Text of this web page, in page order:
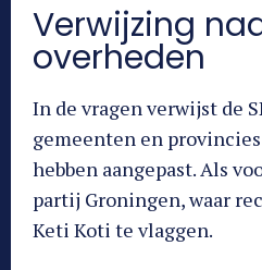
Verwijzing
overheden
In de vragen verwijst de
gemeenten en
hebben aangepast. Als
partij Groningen, waar
Keti Koti te vlaggen.